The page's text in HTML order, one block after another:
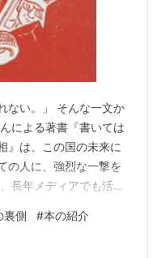
ない。」 そんな一文か
による著書『書いては
は、この国の未来に
の人に、強烈な一撃を
長年メディアでも活躍
に、あえて踏み込ん
かもしれない。」 こん
裏側 #本の紹介